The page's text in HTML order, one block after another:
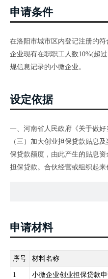
申请条件
在洛阳市城市区内登记注册的
企业现有在职职工人数10%(超
规信息记录的小微企业。
设定依据
一、河南省人民政府《关于做
（三）加大创业担保贷款贴息
保贷款额度，由此产生的贴息
担保贷款。合伙经营或组织起
申请材料
序号 材料名称
1 小微企业创业担保贷款